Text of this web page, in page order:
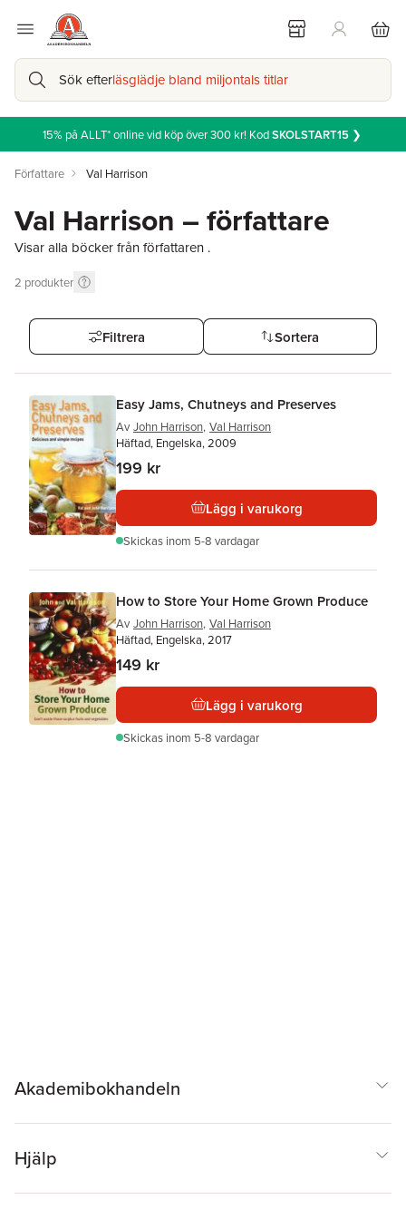
Sök efterläsglädje bland miljontals titlar
15% på ALLT* online vid köp över 300 kr! KodSKOLSTART15❯
Författare Val Harrison
Val Harrison – författare
Visar alla böcker från författaren .
2 produkter
Filtrera Sortera
Easy Jams, Chutneys and Preserves
Av John Harrison, Val Harrison
Häftad, Engelska, 2009
199 kr
Lägg i varukorg
Skickas inom 5-8 vardagar
How to Store Your Home Grown Produce
Av John Harrison, Val Harrison
Häftad, Engelska, 2017
149 kr
Lägg i varukorg
Skickas inom 5-8 vardagar
Akademibokhandeln
Hjälp